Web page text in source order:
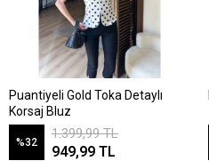
Puantiyeli Gold Toka Detaylı
Korsaj Bluz
%32
1.399,99 TL
949,99 TL